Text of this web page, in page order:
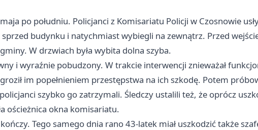
po południu. Policjanci z Komisariatu Policji w Czosnowie
budynku i natychmiast wybiegli na zewnątrz. Przed
W drzwiach była wybita dolna szyba.
i wyraźnie pobudzony. W trakcie interwencji znieważał
im popełnieniem przestępstwa na ich szkodę. Potem
szybko go zatrzymali. Śledczy ustalili też, że oprócz
ościeżnica okna komisariatu.
Tego samego dnia rano 43-latek miał uszkodzić także